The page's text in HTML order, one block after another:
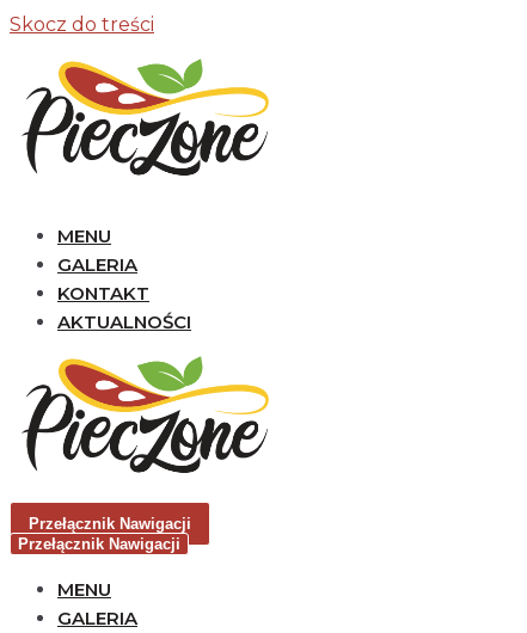
Skocz do treści
MENU
GALERIA
KONTAKT
AKTUALNOŚCI
Przełącznik Nawigacji
Przełącznik Nawigacji
MENU
GALERIA